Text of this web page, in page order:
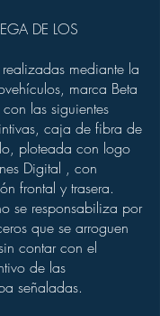
DE LOS
realizadas mediante la
marca Beta
las siguientes
caja de fibra de
ploteada con logo
Digital , con
frontal y trasera.
se responsabiliza por
que se arroguen
contar con el
de las
señaladas.